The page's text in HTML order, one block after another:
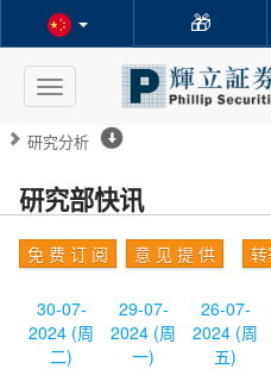
🎁
Toggle
navigation
研究分析
研究部快讯
免 费 订 阅 意 见 提 供
30-07-
2024 (周
二)
29-07-
2024 (周
一)
26-07-
2024 (周
五)